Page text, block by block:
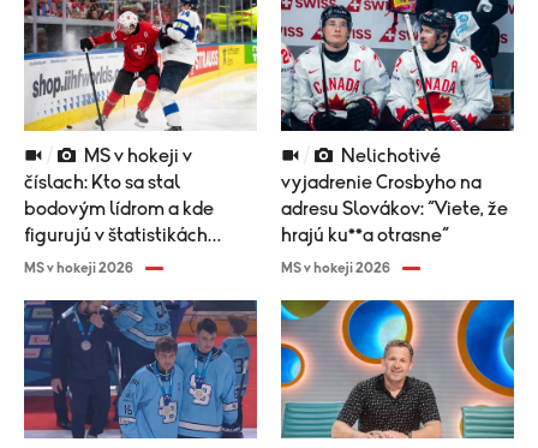
číslach: Kto sa stal
bodovým lídrom a kde
figurujú v štatistikách
Slováci?
MS v hokeji 2026
vyjadrenie Crosbyho na
adresu Slovákov: “Viete, že
hrajú ku**a otrasne“
MS v hokeji 2026